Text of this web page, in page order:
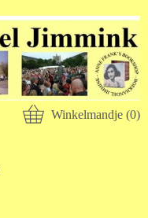
Winkelmandje (0)